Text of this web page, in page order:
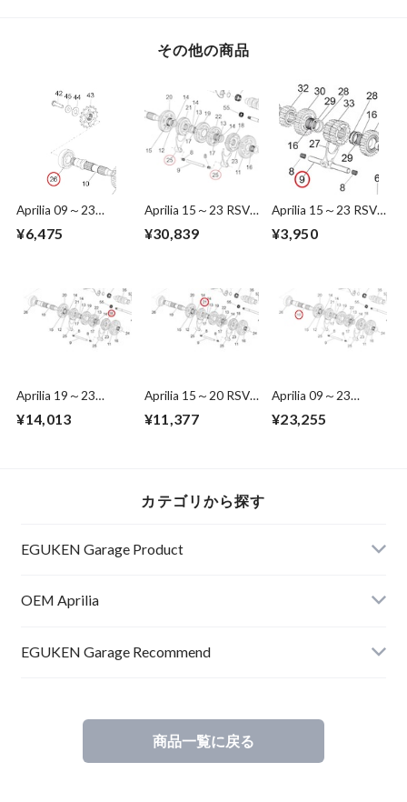
その他の商品
Aprilia 09～23
/1100 Ball bearing
¥6,475
Aprilia 15～23 RSV4
2A000558
¥30,839
Aprilia 15～23 RSV4
shaft 2A000440
¥3,950
Aprilia 19～23
5th wheel gear Z=34
¥14,013
Aprilia 15～20 RSV4
the sec. Z=34
¥11,377
Aprilia 09～23
/1100 Driven shaft
¥23,255
カテゴリから探す
EGUKEN Garage Product
RSV4
RS660
OEM Aprilia
RSV4
EGUKEN Garage Recommend
商品一覧に戻る